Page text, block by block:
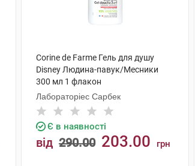
Corine de Farme Гель для душу
Disney Людина-павук/Месники
300 мл 1 флакон
Лабораторіес Сарбек
Є в наявності
від 290.00 203.00 грн